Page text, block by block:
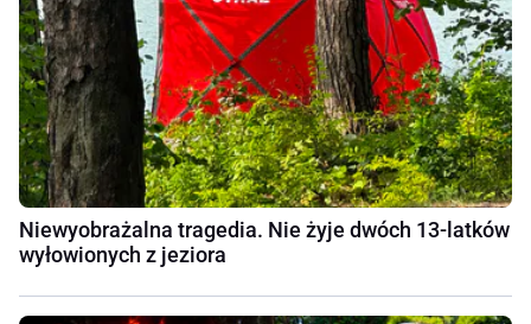
Niewyobrażalna tragedia. Nie żyje dwóch 13-latków
wyłowionych z jeziora